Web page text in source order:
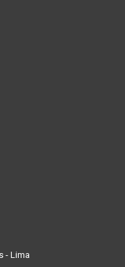
- Lima